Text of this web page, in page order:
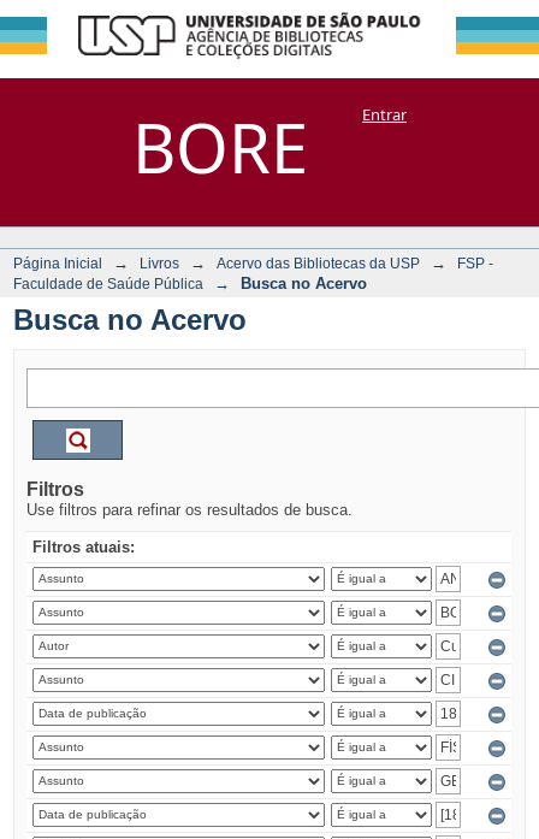
BORE
Busca no Acervo
DSpace/Manakin + CoriscoEntrar
Página Inicial → Livros → Acervo das Bibliotecas da USP →
FSP -
Faculdade de Saúde Pública
→ Busca no Acervo
Busca no Acervo
Filtros
Use filtros para refinar os resultados de busca.
Filtros atuais: